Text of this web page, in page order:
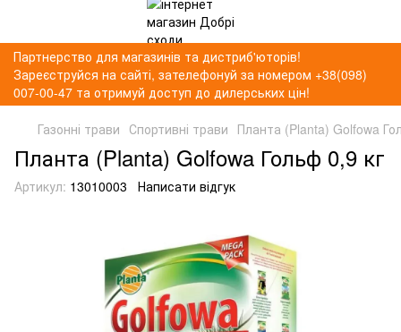
Партнерство для магазинів та дистриб'юторів!
Зареєструйся на сайті, зателефонуй за номером +38(098)
007-00-47 та отримуй доступ до дилерських цін!
Газонні трави Спортивні трави Планта (Planta) Golfowa
Планта (Planta) Golfowa Гольф 0,9 кг
Артикул: 13010003 Написати відгук